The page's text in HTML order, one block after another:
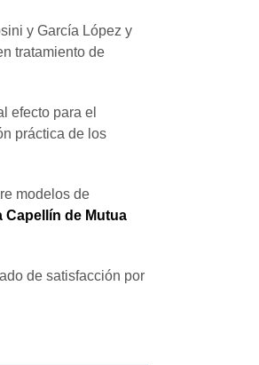
y García López y
tratamiento de
efecto para el
práctica de los
modelos de
Capellín de Mutua
de satisfacción por